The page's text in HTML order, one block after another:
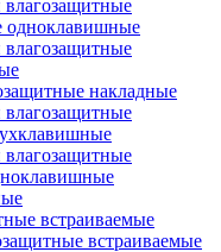
одноклавишные
накладные
встраиваемые
встраиваемые